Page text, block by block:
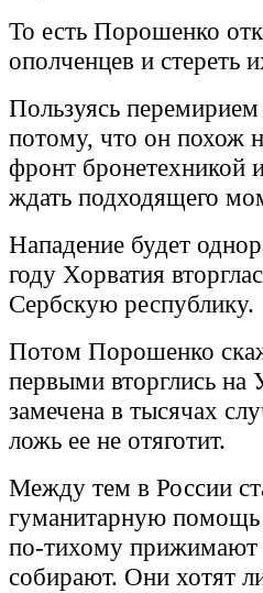
То есть Порошенко
ополченцев и стереть
Пользуясь
потому, что он похож
фронт бронетехникой
ждать подходящего
Нападение будет
году Хорватия
Сербскую республику.
Потом Порошенко
первыми вторглись на
замечена в тысячах
ложь ее не отяготит.
Между тем в России
гуманитарную помощь
по-тихому прижимают
собирают. Они хотят